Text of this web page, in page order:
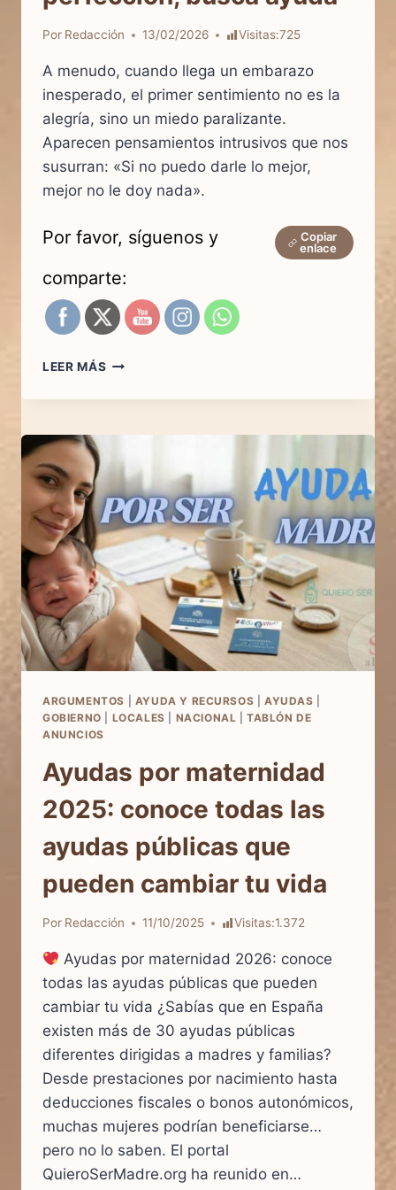
Por Redacción 13/02/2026 Visitas:725
A menudo, cuando llega un embarazo
inesperado, el primer sentimiento no es la
alegría, sino un miedo paralizante.
Aparecen pensamientos intrusivos que nos
susurran: «Si no puedo darle lo mejor,
mejor no le doy nada».
Por favor, síguenos y
comparte:
Copiar
enlace
LEER MÁS ¿EMBARAZO
NO
BUSCA
AYUDA
ARGUMENTOS AYUDA Y RECURSOS |AYUDAS
GOBIERNO
LOCALES NACIONAL |TABLÓN DE
ANUNCIOS
Ayudas por maternidad
2025: conoce todas las
ayudas públicas que
pueden cambiar tu vida
Por Redacción 11/10/2025 Visitas:1.372
Ayudas por maternidad 2026: conoce
todas las ayudas públicas que pueden
cambiar tu vida ¿Sabías que en España
existen más de 30 ayudas públicas
diferentes dirigidas a madres y familias?
Desde prestaciones por nacimiento hasta
deducciones fiscales o bonos autonómicos,
muchas mujeres podrían beneficiarse…
pero no lo saben. El portal
QuieroSerMadre.org ha reunido en…